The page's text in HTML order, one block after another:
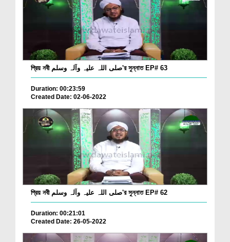
প্রিয় নবী صلی اللہ علیہ وآلہ وسلم'র সুন্নাত EP# 63
Duration: 00:23:59
Created Date: 02-06-2022
প্রিয় নবী صلی اللہ علیہ وآلہ وسلم'র সুন্নাত EP# 62
Duration: 00:21:01
Created Date: 26-05-2022